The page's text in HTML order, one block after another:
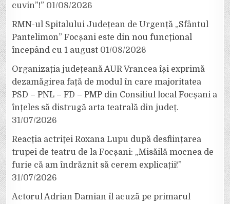
cuvin”!” 01/08/2026
RMN-ul Spitalului Județean de Urgență „Sfântul
Pantelimon” Focșani este din nou funcțional
începând cu 1 august 01/08/2026
Organizația județeană AUR Vrancea își exprimă
dezamăgirea față de modul în care majoritatea
PSD – PNL – FD – PMP din Consiliul local Focșani a
înțeles să distrugă arta teatrală din județ.
31/07/2026
Reacția actriței Roxana Lupu după desființarea
trupei de teatru de la Focșani: „Misăilă mocnea de
furie că am îndrăznit să cerem explicații!”
31/07/2026
Actorul Adrian Damian îl acuză pe primarul